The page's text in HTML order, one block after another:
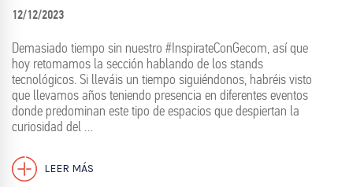
12/12/2023
Demasiado tiempo sin nuestro #InspirateConGecom, así que
hoy retomamos la sección hablando de los stands
tecnológicos. Si lleváis un tiempo siguiéndonos, habréis visto
que llevamos años teniendo presencia en diferentes eventos
donde predominan este tipo de espacios que despiertan la
curiosidad del …
LEER MÁS